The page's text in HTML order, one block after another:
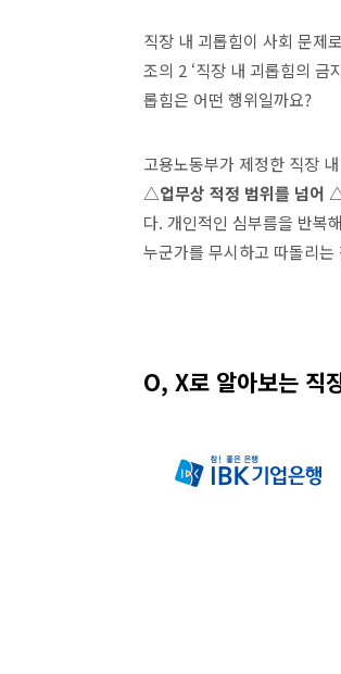
직장 내 괴롭힘이 사회 문제
조의 2 ‘직장 내 괴롭힘의 금
롭힘은 어떤 행위일까요?
고용노동부가 제정한 직장
△업무상 적정 범위를 넘어
다. 개인적인 심부름을 반복
누군가를 무시하고 따돌리
O, X로 알아보는 직